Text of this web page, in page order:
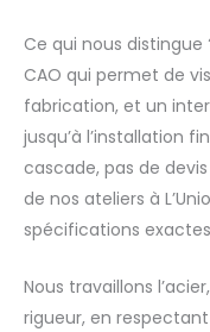
Ce qui nous distingue
CAO qui permet de
fabrication, et un
jusqu’à l’installation
cascade, pas de
de nos ateliers à
spécifications
Nous travaillons
rigueur, en